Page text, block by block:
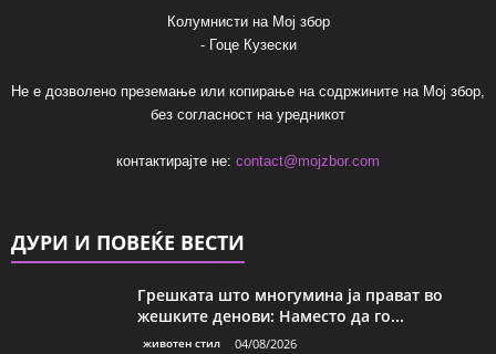
Колумнисти на Мој збор
- Гоце Кузески
Не е дозволено преземање или копирање на содржините на Мој збор,
без согласност на уредникот
контактирајте не: contact@mojzbor.com
ДУРИ И ПОВЕЌЕ ВЕСТИ
Грешката што многумина ја прават во
жешките денови: Наместо да го...
животен стил 04/08/2026